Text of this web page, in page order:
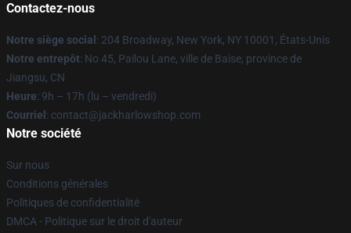
Contactez-nous
Notre siège social : 204 Broadway, New York, NY 10001, États-Unis
Notre entrepôt: No 45, Pailou Lane, ville de Baise, province de
Jiangsu, CN
Heure: 9h – 17h (lu – vendredi)
Courriel : contact@jackharlowshop.com
Notre société
Sur nous
Conditions générales
Politiques de confidentialité
DMCA - Politique sur le droit d'auteur